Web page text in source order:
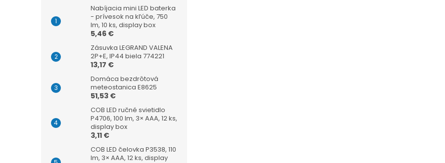
Nabíjacia mini LED baterka
- prívesok na kľúče, 750
lm, 10 ks, display box
5,46 €
Zásuvka LEGRAND VALENA
2P+E, IP44 biela 774221
13,17 €
Domáca bezdrôtová
meteostanica E8625
51,53 €
COB LED ručné svietidlo
P4706, 100 lm, 3× AAA, 12 ks,
display box
3,11 €
COB LED čelovka P3538, 110
lm, 3× AAA, 12 ks, display